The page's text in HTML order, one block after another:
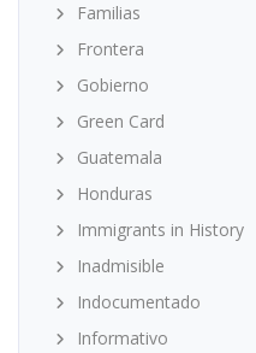
Familias
Frontera
Gobierno
Green Card
Guatemala
Honduras
Immigrants in History
Inadmisible
Indocumentado
Informativo